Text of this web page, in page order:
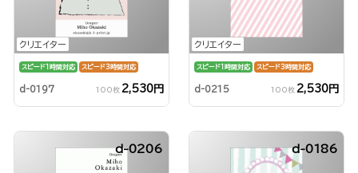
クリエイター
スピード1時間対応 スピード3時間対応
d-0197 100枚 2,530円
クリエイター
スピード1時間対応 スピード3時間対応
d-0215 100枚 2,530円
d-0206 d-0186